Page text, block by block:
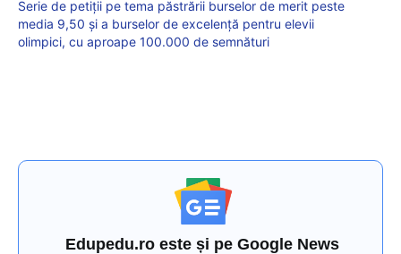
Serie de petiții pe tema păstrării burselor de merit peste
media 9,50 și a burselor de excelență pentru elevii
olimpici, cu aproape 100.000 de semnături
Edupedu.ro este și pe Google News